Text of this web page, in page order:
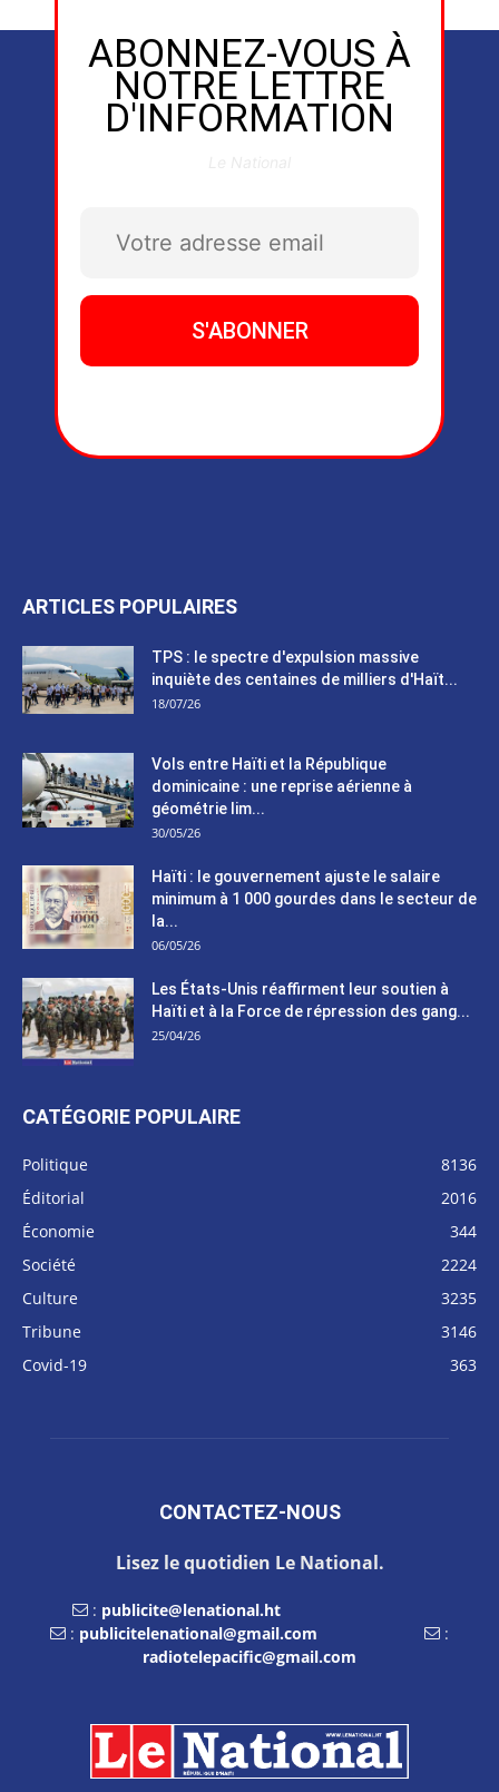
ABONNEZ-VOUS À
NOTRE LETTRE
D'INFORMATION
ARTICLES POPULAIRES
TPS : le spectre d'expulsion massive
inquiète des centaines de milliers d'Haït...
18/07/26
Vols entre Haïti et la République
dominicaine : une reprise aérienne à
géométrie lim...
30/05/26
Haïti : le gouvernement ajuste le salaire
minimum à 1 000 gourdes dans le secteur de
la...
06/05/26
Les États-Unis réaffirment leur soutien à
Haïti et à la Force de répression des gang...
25/04/26
CATÉGORIE POPULAIRE
Politique
8136
Éditorial
2016
Économie
344
Société
2224
Culture
3235
Tribune
3146
Covid-19
363
CONTACTEZ-NOUS
Lisez le quotidien Le National.
: publicite@lenational.ht
: publicitelenational@gmail.com
:
radiotelepacific@gmail.com